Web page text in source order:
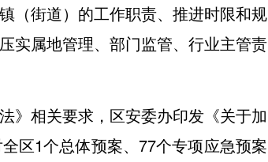
（街道）的工作职责、推进时限和规
实属地管理、部门监管、行业主管责
》相关要求，区安委办印发《关于加
区1个总体预案、77个专项应急预案